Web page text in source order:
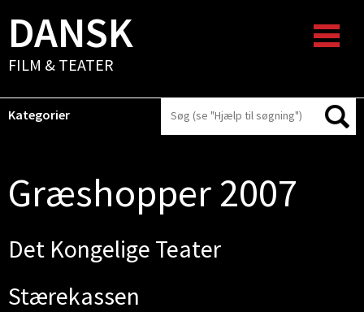
DANSK
FILM & TEATER
Kategorier
Græshopper 2007
Det Kongelige Teater
Stærekassen